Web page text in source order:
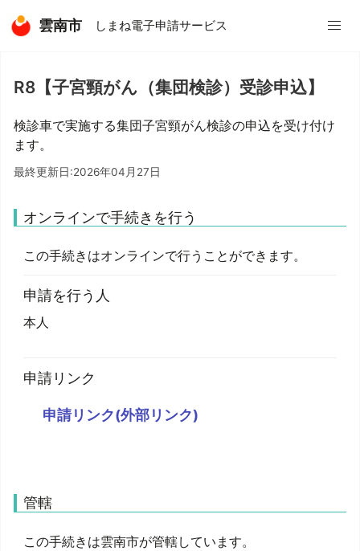
雲南市 しまね電子申請サービス
R8【子宮頸がん（集団検診）受診申込】
検診車で実施する集団子宮頸がん検診の申込を受け付け
ます。
最終更新日:2026年04月27日
オンラインで手続きを行う
この手続きはオンラインで行うことができます。
申請を行う人
本人
申請リンク
申請リンク(外部リンク)
管轄
この手続きは雲南市が管轄しています。